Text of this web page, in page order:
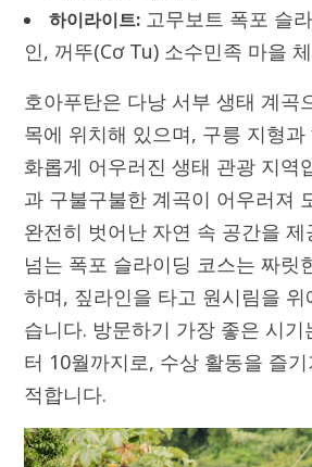
하이라이트: 고무보트 폭포 슬
인, 꺼뚜(Cơ Tu) 소수민족 마을
호아푸탄은 다낭 서부 생태 계곡
목에 위치해 있으며, 구릉 지형
화롭게 어우러진 생태 관광 지역
과 구불구불한 계곡이 어우러져
완전히 벗어난 자연 속 공간을
넘는 폭포 슬라이딩 코스는 짜릿
하며, 짚라인을 타고 원시림을
습니다. 방문하기 가장 좋은 시기
터 10월까지로, 수상 활동을 즐
적합니다.